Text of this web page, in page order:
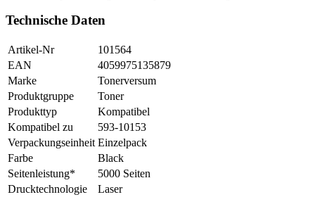
Technische Daten
Artikel-Nr
101564
EAN
4059975135879
Marke
Tonerversum
Produktgruppe
Toner
Produkttyp
Kompatibel
Kompatibel zu
593-10153
Verpackungseinheit Einzelpack
Farbe
Black
Seitenleistung*
5000 Seiten
Drucktechnologie
Laser